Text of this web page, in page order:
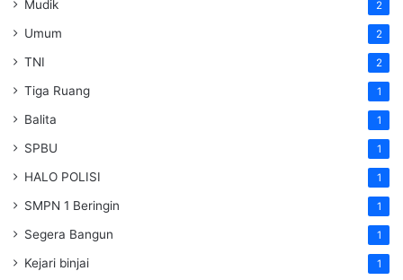
Mudik 2
Umum 2
TNI 2
Tiga Ruang 1
Balita 1
SPBU 1
HALO POLISI 1
SMPN 1 Beringin 1
Segera Bangun 1
Kejari binjai 1